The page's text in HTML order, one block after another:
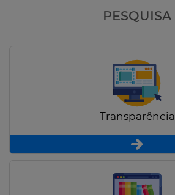
PESQUISA
Transparência